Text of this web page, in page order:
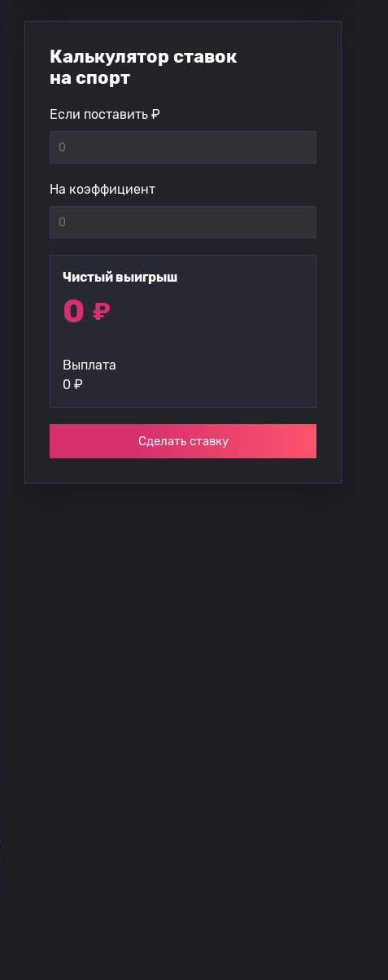
Калькулятор ставок
на спорт
Если поставить ₽
На коэффициент
Чистый выигрыш
0 ₽
Выплата
0 ₽
Сделать ставку